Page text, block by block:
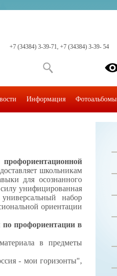
школьникам
для осознанного
унифицированная
набор
ориентации
профориентации в
в предметы
- мои горизонты",
+7 (34384) 3-39-71, +7 (34384) 3-39- 54
Информация Фотоальбомы